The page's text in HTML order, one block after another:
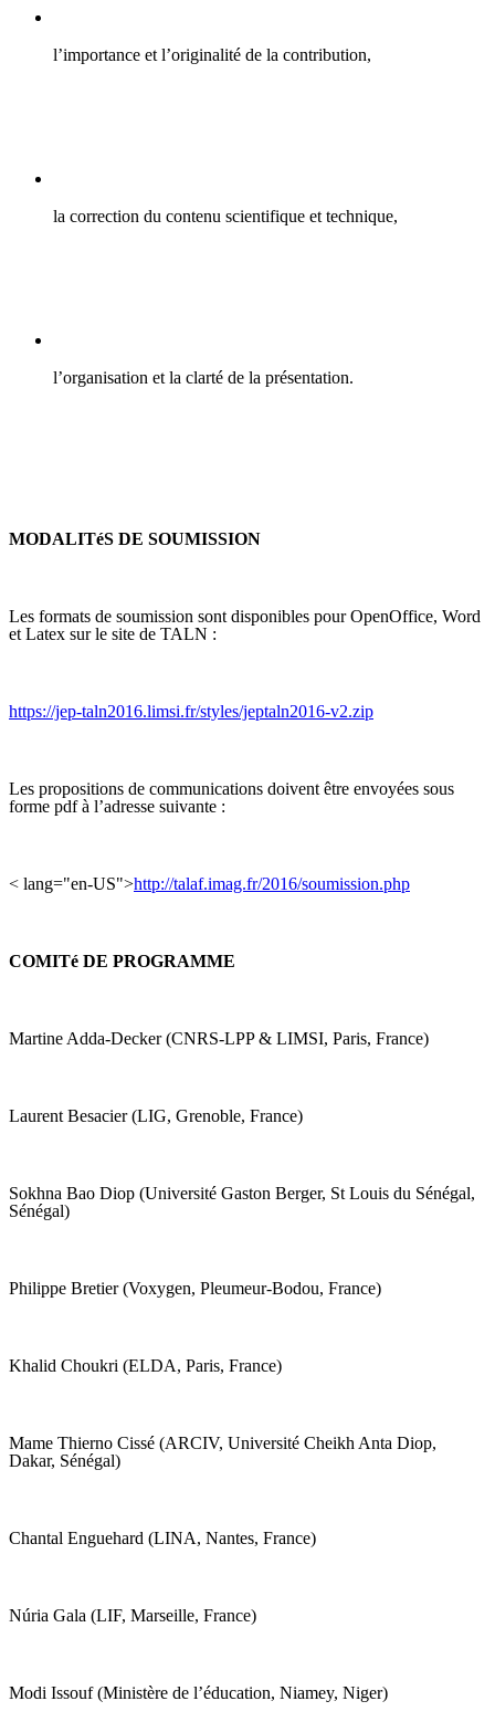
l’importance et l’originalité de la contribution,
la correction du contenu scientifique et technique,
l’organisation et la clarté de la présentation.
MODALITéS DE SOUMISSION
Les formats de soumission sont disponibles pour OpenOffice, Word
et Latex sur le site de TALN :
https://jep-taln2016.limsi.fr/styles/jeptaln2016-v2.zip
Les propositions de communications doivent être envoyées sous
forme pdf à l’adresse suivante :
< lang="en-US">http://talaf.imag.fr/2016/soumission.php
COMITé DE PROGRAMME
Martine Adda-Decker (CNRS-LPP & LIMSI, Paris, France)
Laurent Besacier (LIG, Grenoble, France)
Sokhna Bao Diop (Université Gaston Berger, St Louis du Sénégal,
Sénégal)
Philippe Bretier (Voxygen, Pleumeur-Bodou, France)
Khalid Choukri (ELDA, Paris, France)
Mame Thierno Cissé (ARCIV, Université Cheikh Anta Diop,
Dakar, Sénégal)
Chantal Enguehard (LINA, Nantes, France)
Núria Gala (LIF, Marseille, France)
Modi Issouf (Ministère de l’éducation, Niamey, Niger)